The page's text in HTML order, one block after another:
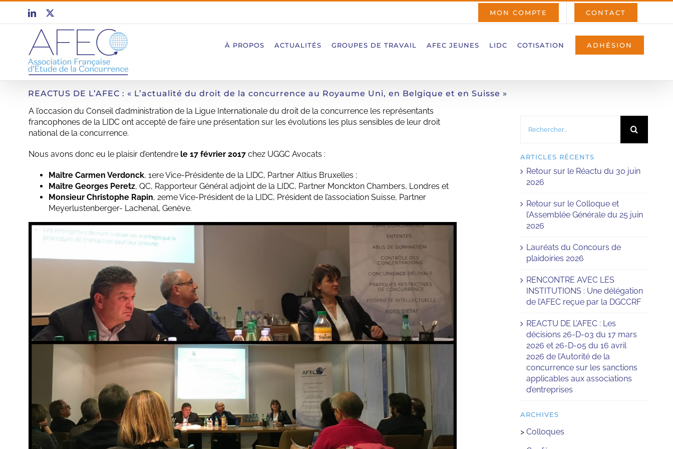
Passer
contenu
LinkedIn
X MON COMPTE CONTACT
À PROPOS ACTUALITÉS GROUPES DE TRAVAIL AFEC JEUNES LIDC COTISATION ADHÉSION
REACTUS DE L’AFEC : « L’actualité du droit de la concurrence au Royaume Uni, en Belgique et en Suisse »
A l’occasion du Conseil d’administration de la Ligue Internationale du droit de la concurrence les représentants
francophones de la LIDC ont accepté de faire une présentation sur les évolutions les plus sensibles de leur droit
national de la concurrence.
Nous avons donc eu le plaisir d’entendre le 17 février 2017 chez UGGC Avocats :
Maître Carmen Verdonck, 1ere Vice-Présidente de la LIDC, Partner Altius Bruxelles ;
Maître Georges Peretz, QC, Rapporteur Général adjoint de la LIDC, Partner Monckton Chambers, Londres et
Monsieur Christophe Rapin, 2eme Vice-Président de la LIDC, Président de l’association Suisse, Partner
Meyerlustenberger- Lachenal, Genève.
ARTICLES RÉCENTS
Retour sur le Réactu du 30 juin
2026
Retour sur le Colloque et
l’Assemblée Générale du 25 juin
2026
Lauréats du Concours de
plaidoiries 2026
RENCONTRE AVEC LES
INSTITUTIONS : Une délégation
de l’AFEC reçue par la DGCCRF
REACTU DE L’AFEC : Les
décisions 26-D-03 du 17 mars
2026 et 26-D-05 du 16 avril
2026 de l’Autorité de la
concurrence sur les sanctions
applicables aux associations
d’entreprises
ARCHIVES
> Colloques